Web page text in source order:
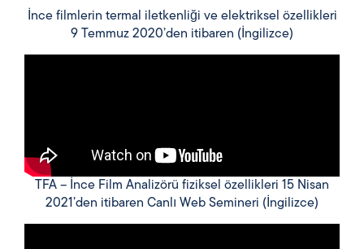
İnce filmlerin termal iletkenliği ve elektriksel özellikleri
9 Temmuz 2020’den itibaren (İngilizce)
TFA – İnce Film Analizörü fiziksel özellikleri 15 Nisan
2021’den itibaren Canlı Web Semineri (İngilizce)